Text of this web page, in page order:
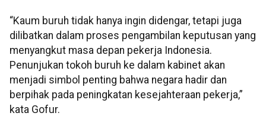
“Kaum buruh tidak hanya ingin didengar, tetapi juga
dilibatkan dalam proses pengambilan keputusan yang
menyangkut masa depan pekerja Indonesia.
Penunjukan tokoh buruh ke dalam kabinet akan
menjadi simbol penting bahwa negara hadir dan
berpihak pada peningkatan kesejahteraan pekerja,”
kata Gofur.